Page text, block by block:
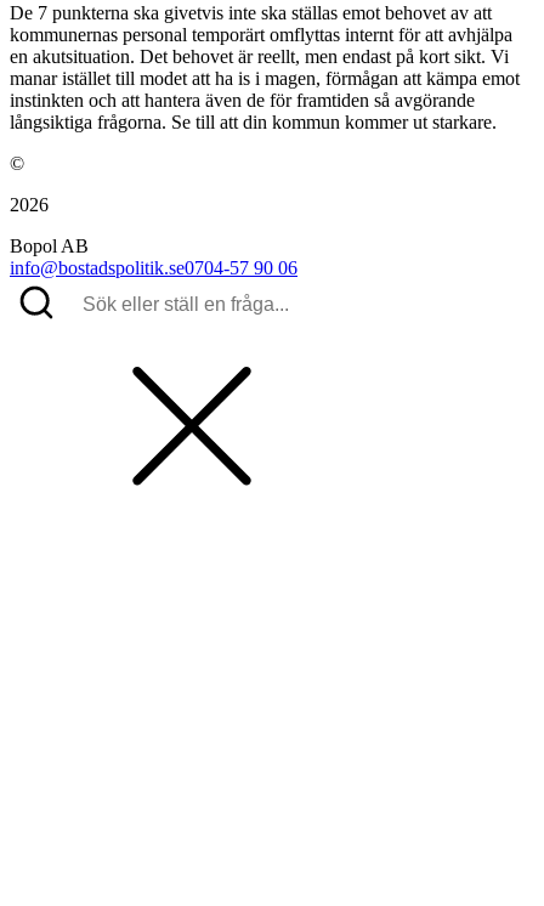
De 7 punkterna ska givetvis inte ska ställas emot behovet av att
kommunernas personal temporärt omflyttas internt för att avhjälpa
en akutsituation. Det behovet är reellt, men endast på kort sikt. Vi
manar istället till modet att ha is i magen, förmågan att kämpa emot
instinkten och att hantera även de för framtiden så avgörande
långsiktiga frågorna. Se till att din kommun kommer ut starkare.
©
2026
Bopol AB
info@bostadspolitik.se0704-57 90 06